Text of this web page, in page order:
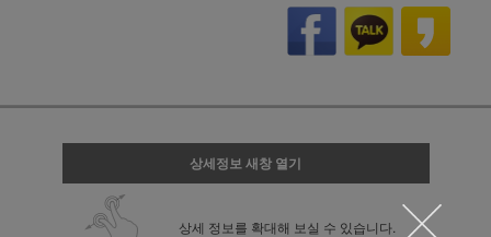
상세정보 새창 열기
상세 정보를 확대해 보실 수 있습니다.